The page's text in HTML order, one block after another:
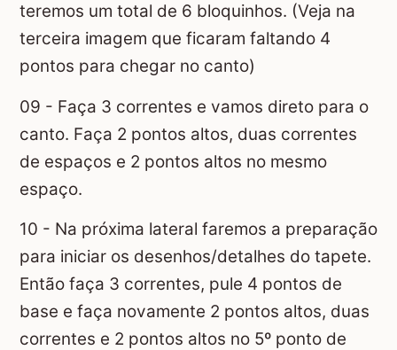
teremos um total de 6 bloquinhos. (Veja na
terceira imagem que ficaram faltando 4
pontos para chegar no canto)
09 - Faça 3 correntes e vamos direto para o
canto. Faça 2 pontos altos, duas correntes
de espaços e 2 pontos altos no mesmo
espaço.
10 - Na próxima lateral faremos a preparação
para iniciar os desenhos/detalhes do tapete.
Então faça 3 correntes, pule 4 pontos de
base e faça novamente 2 pontos altos, duas
correntes e 2 pontos altos no 5º ponto de